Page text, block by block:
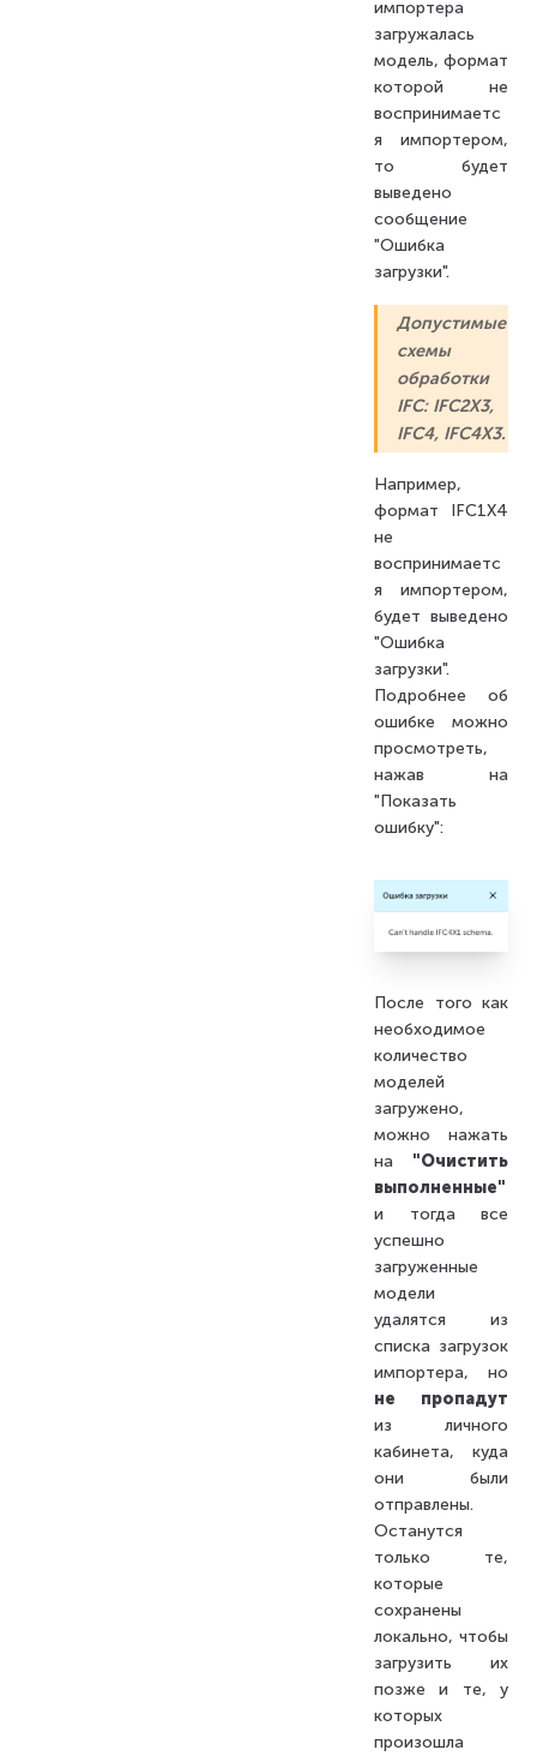
импортера
загружалась
модель, формат
которой не
воспринимаетс
я импортером,
то будет
выведено
сообщение
"Ошибка
загрузки".
Допустимые
схемы
обработки
IFC: IFC2X3,
IFC4, IFC4X3.
Например,
формат IFC1X4
не
воспринимаетс
я импортером,
будет выведено
"Ошибка
загрузки".
Подробнее об
ошибке можно
просмотреть,
нажав на
"Показать
ошибку":
После того как
необходимое
количество
моделей
загружено,
можно нажать
на "Очистить
выполненные"
и тогда все
успешно
загруженные
модели
удалятся из
списка загрузок
импортера, но
не пропадут
из личного
кабинета, куда
они были
отправлены.
Останутся
только те,
которые
сохранены
локально, чтобы
загрузить их
позже и те, у
которых
произошла